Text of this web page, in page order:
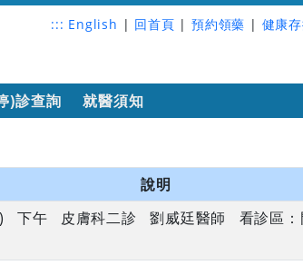
::: English | 回首頁 | 預約領藥 | 健康
)診查詢 就醫須知
說明
下午 皮膚科二診 劉威廷醫師 看診區：